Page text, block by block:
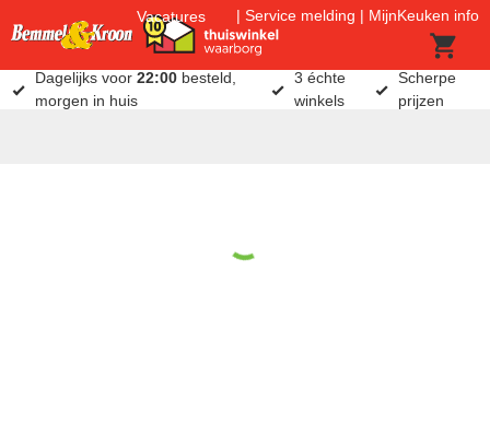
Vacatures Service melding MijnKeuken info
Dagelijks voor22:00 besteld,
morgen in huis
3 échte
winkels
Scherpe
prijzen